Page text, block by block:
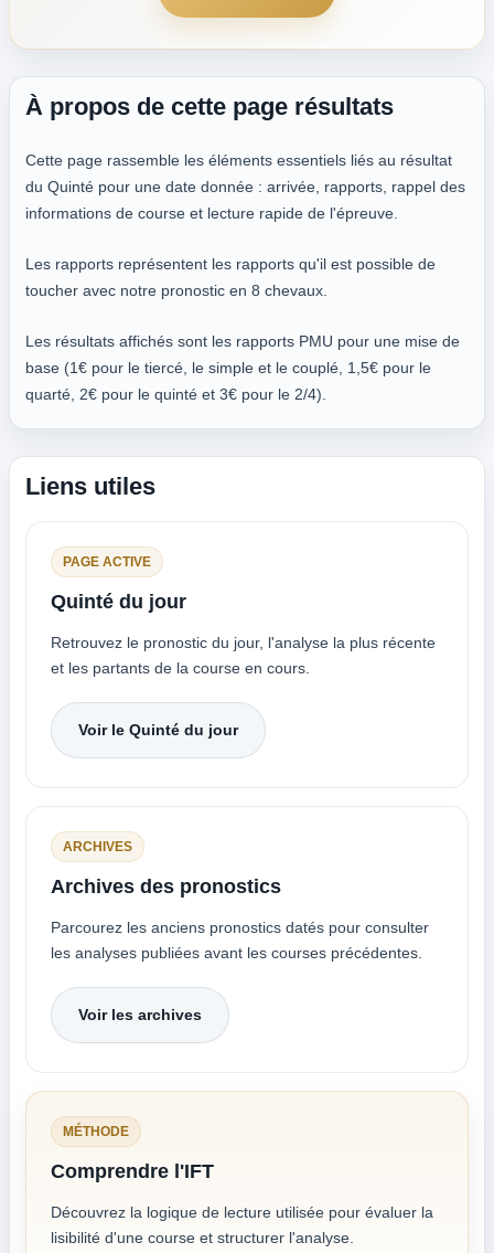
À propos de cette page résultats
Cette page rassemble les éléments essentiels liés au résultat
du Quinté pour une date donnée : arrivée, rapports, rappel des
informations de course et lecture rapide de l'épreuve.
Les rapports représentent les rapports qu'il est possible de
toucher avec notre pronostic en 8 chevaux.
Les résultats affichés sont les rapports PMU pour une mise de
base (1€ pour le tiercé, le simple et le couplé, 1,5€ pour le
quarté, 2€ pour le quinté et 3€ pour le 2/4).
Liens utiles
PAGE ACTIVE
Quinté du jour
Retrouvez le pronostic du jour, l'analyse la plus récente
et les partants de la course en cours.
Voir le Quinté du jour
ARCHIVES
Archives des pronostics
Parcourez les anciens pronostics datés pour consulter
les analyses publiées avant les courses précédentes.
Voir les archives
MÉTHODE
Comprendre l'IFT
Découvrez la logique de lecture utilisée pour évaluer la
lisibilité d'une course et structurer l'analyse.